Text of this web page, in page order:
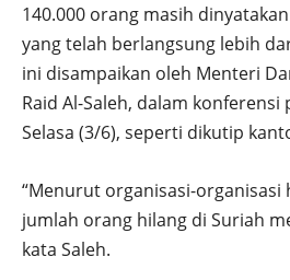
140.000 orang masih
yang telah berlangsung lebih
ini disampaikan oleh Menteri
Raid Al-Saleh, dalam konferensi
Selasa (3/6), seperti dikutip
“Menurut organisasi-organisasi
jumlah orang hilang di Suriah
kata Saleh.